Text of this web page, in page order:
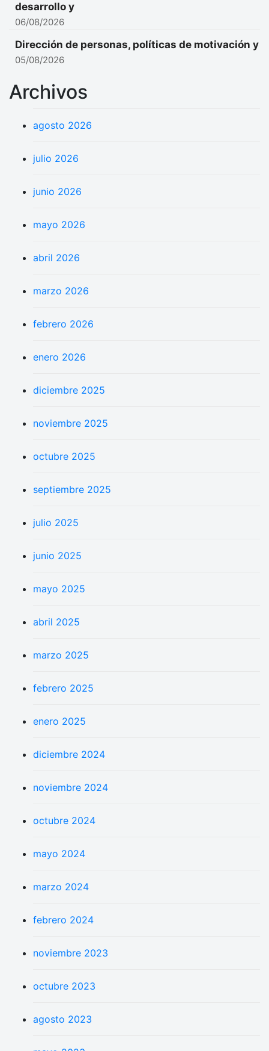
desarrollo y
06/08/2026
Dirección de personas, políticas de motivación y
05/08/2026
Archivos
agosto 2026
julio 2026
junio 2026
mayo 2026
abril 2026
marzo 2026
febrero 2026
enero 2026
diciembre 2025
noviembre 2025
octubre 2025
septiembre 2025
julio 2025
junio 2025
mayo 2025
abril 2025
marzo 2025
febrero 2025
enero 2025
diciembre 2024
noviembre 2024
octubre 2024
mayo 2024
marzo 2024
febrero 2024
noviembre 2023
octubre 2023
agosto 2023